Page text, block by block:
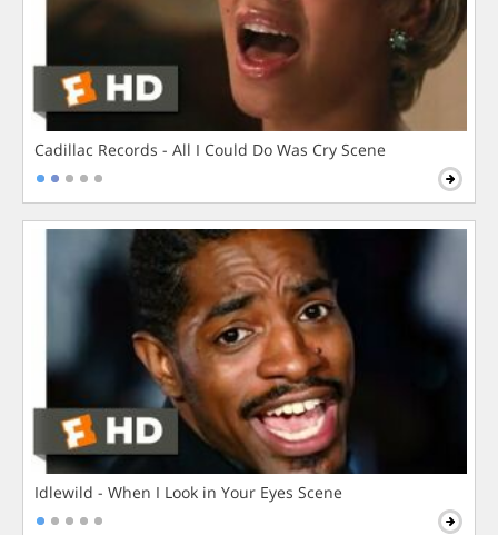
Cadillac Records - All I Could Do Was Cry Scene
Idlewild - When I Look in Your Eyes Scene